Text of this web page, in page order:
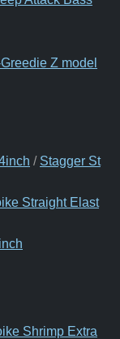
Z model
/ Stagger St
Straight Elast
Shrimp Extra